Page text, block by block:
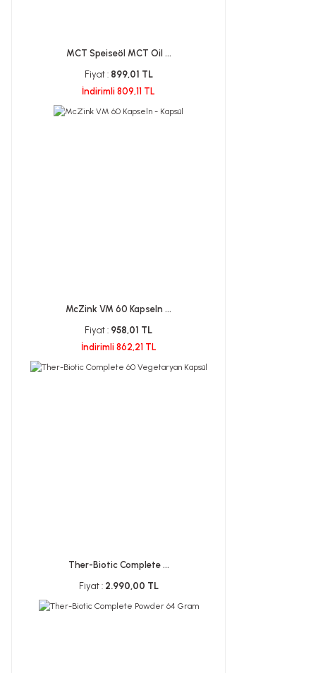
MCT Speiseöl MCT Oil ...
Fiyat : 899,01 TL
İndirimli 809,11 TL
McZink VM 60 Kapseln ...
Fiyat : 958,01 TL
İndirimli 862,21 TL
Ther-Biotic Complete ...
Fiyat : 2.990,00 TL